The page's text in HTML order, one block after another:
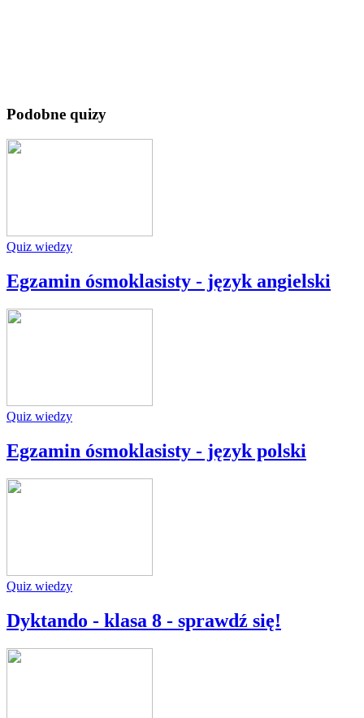
Podobne quizy
Quiz wiedzy
Egzamin ósmoklasisty - język angielski
Quiz wiedzy
Egzamin ósmoklasisty - język polski
Quiz wiedzy
Dyktando - klasa 8 - sprawdź się!